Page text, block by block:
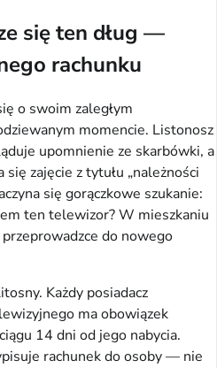
się ten dług —
rachunku
o swoim zaległym
momencie. Listonosz
upomnienie ze skarbówki, a
zajęcie z tytułu „należności
się gorączkowe szukanie:
ten telewizor? W mieszkaniu
do nowego
Każdy posiadacz
ma obowiązek
14 dni od jego nabycia.
rachunek do osoby — nie